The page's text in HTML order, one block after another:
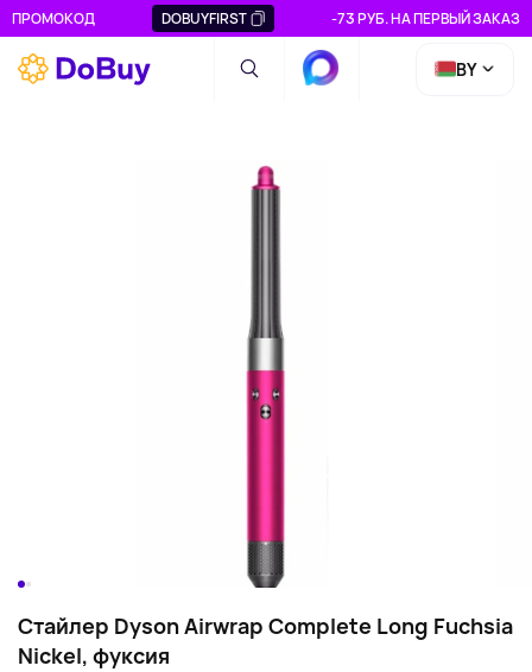
ПРОМОКОД DOBUYFIRST -73 РУБ. НА ПЕРВЫЙ ЗАКАЗ
BY
Стайлер Dyson Airwrap Complete Long Fuchsia
Nickel, фуксия